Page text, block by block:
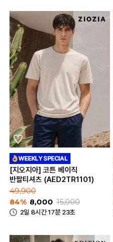
[지오지아] 코튼 베이직
반팔티셔츠 (AED2TR1101)
49,900
84% 8,000 15,000
2일 8시간 17분 23초